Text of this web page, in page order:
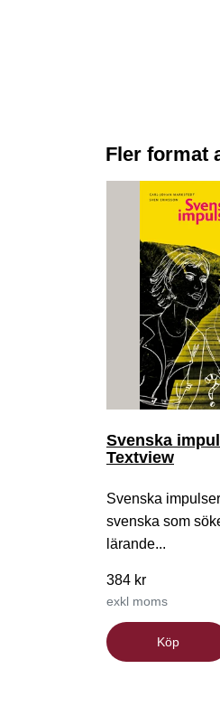
Fler format
Svenska
Textview
Svenska
svenska som
lärande...
384 kr
exkl moms
Köp